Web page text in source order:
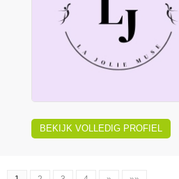
BEKIJK VOLLEDIG PROFIEL